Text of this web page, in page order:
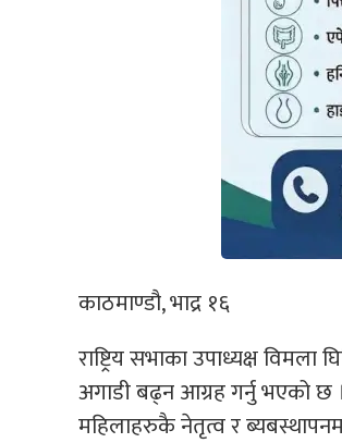
काठमाण्डौ, भाद्र १६
राष्ट्रिय सभाका उपाध्यक्ष
अगाडी बढ्न आग्रह गर्नु भएको छ ।
महिलाहरुकै नेतृत्व र